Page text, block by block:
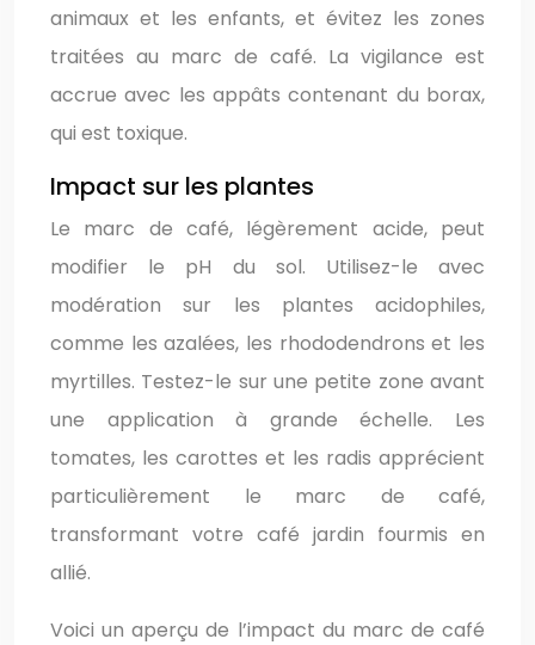
animaux et les enfants, et évitez les zones
traitées au marc de café. La vigilance est
accrue avec les appâts contenant du borax,
qui est toxique.
Impact sur les plantes
Le marc de café, légèrement acide, peut
modifier le pH du sol. Utilisez-le avec
modération sur les plantes acidophiles,
comme les azalées, les rhododendrons et les
myrtilles. Testez-le sur une petite zone avant
une application à grande échelle. Les
tomates, les carottes et les radis apprécient
particulièrement le marc de café,
transformant votre café jardin fourmis en
allié.
Voici un aperçu de l’impact du marc de café